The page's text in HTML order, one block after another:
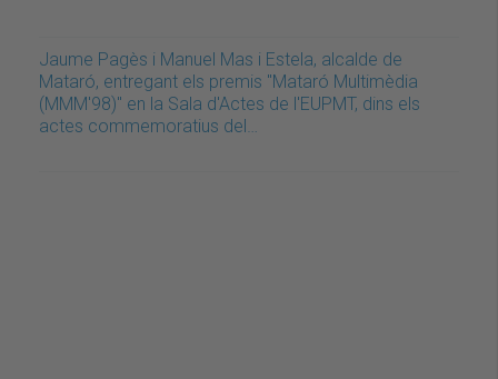
Jaume Pagès i Manuel Mas i Estela, alcalde de
Mataró, entregant els premis "Mataró Multimèdia
(MMM'98)" en la Sala d'Actes de l'EUPMT, dins els
actes commemoratius del…